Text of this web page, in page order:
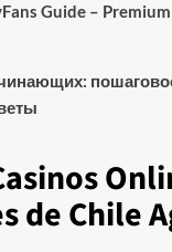
Guide –
de Chile